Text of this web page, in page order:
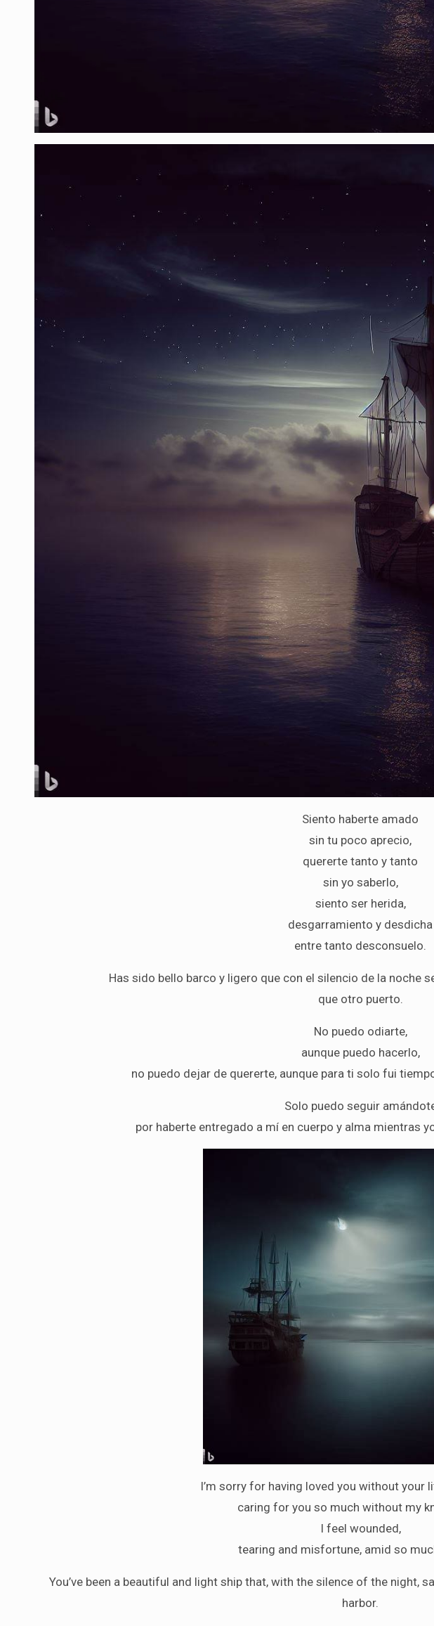
Siento haberte amado
sin tu poco aprecio,
quererte tanto y tanto
sin yo saberlo,
siento ser herida,
desgarramiento y desdicha
entre tanto desconsuelo.
Has sido bello barco y ligero que con el silencio de la noche
que otro puerto.
No puedo odiarte,
aunque puedo hacerlo,
no puedo dejar de quererte, aunque para ti solo fui
Solo puedo seguir
por haberte entregado a mí en cuerpo y alma mientras
I’m sorry for having loved you without your
caring for you so much without my
I feel wounded,
tearing and misfortune, amid so
You’ve been a beautiful and light ship that, with the silence of the night,
harbor.